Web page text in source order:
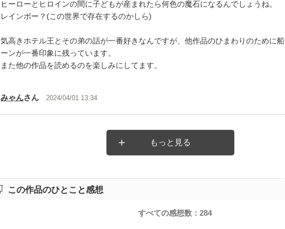
ヒーローとヒロインの間に子どもが産まれたら何色の魔石になるんでしょうね。
レインボー？(この世界で存在するのかしら)
気高きホテル王とその弟の話が一番好きなんですが、他作品のひまわりのために
ーンが一番印象に残っています。
また他の作品を読めるのを楽しみにしてます。
みゃんさん 2024/04/01 13:34
もっと見る
この作品のひとこと感想
すべての感想数：284